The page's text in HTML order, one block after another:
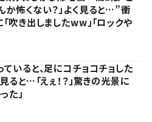
か怖くない？」よく見ると…”衝
吹き出しましたww」「ロックや
いると、足にコチョコチョした
ると…「えぇ！？」驚きの光景に
た」